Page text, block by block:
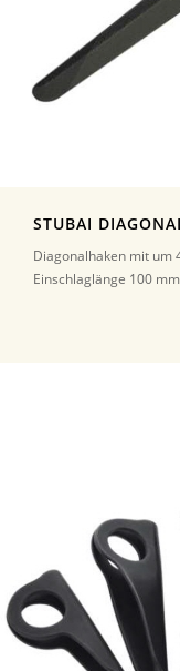
STUBAI
Diagonalhaken mit um
Einschlaglänge 100